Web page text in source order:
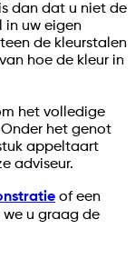
dan dat u niet de
in uw eigen
de kleurstalen
hoe de kleur in
het volledige
het genot
appeltaart
adviseur.
of een
we u graag de